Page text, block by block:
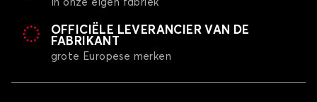
in onze eigen fabriek
OFFICIËLE LEVERANCIER VAN DE
FABRIKANT
grote Europese merken